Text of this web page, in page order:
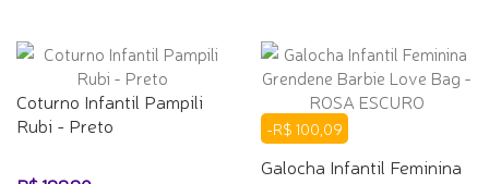
Coturno Infantil Pampili
Rubi - Preto
-R$ 100,09
Galocha Infantil Feminina